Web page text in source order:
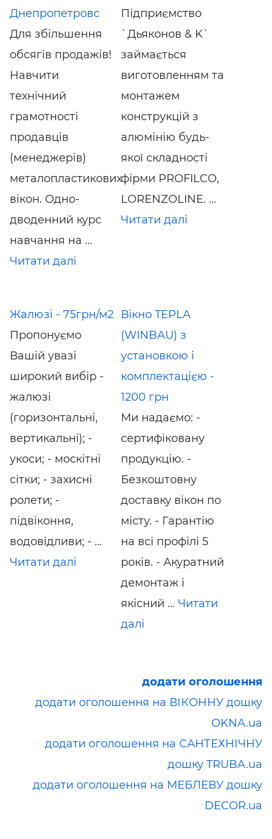
Днепропетровс
Для збільшення
обсягів продажів!
Навчити
технічний
грамотності
продавців
(менеджерів)
металопластикових
вікон. Одно-
дводенний курс
навчання на ...
Читати далі
Підприємство
`Дьяконов & K`
займається
виготовленням та
монтажем
конструкцій з
алюмінію будь-
якої складності
фірми PROFILCO,
LORENZOLINE. ...
Читати далі
Жалюзі - 75грн/м2
Пропонуємо
Вашій увазі
широкий вибір -
жалюзі
(горизонтальні,
вертикальні); -
укоси; - москітні
сітки; - захисні
ролети; -
підвіконня,
водовідливи; - ...
Читати далі
Вікно TEPLA
(WINBAU) з
установкою і
комплектацією -
1200 грн
Mи надаємо: -
сертифіковану
продукцію. -
Безкоштовну
доставку вікон по
місту. - Гарантію
на всі профілі 5
років. - Акуратний
демонтаж і
якісний ... Читати
далі
додати оголошення
додати оголошення на ВІКОННУ дошку
OKNA.ua
додати оголошення на САНТЕХНІЧНУ
дошку TRUBA.ua
додати оголошення на МЕБЛЕВУ дошку
DECOR.ua